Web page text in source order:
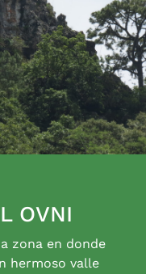
OVNI
zona en donde
hermoso valle